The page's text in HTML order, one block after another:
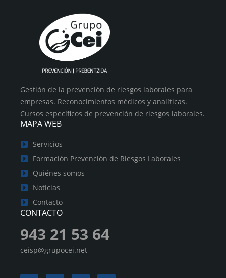
Gestión de la prevención de riesgos laborales para
empresas. Reconocimientos médicos y analíticas.
Cursos específicos de prevención de riesgos laborales.
MAPA WEB
Servicios
Formación Prevención de Riesgos Laborales
Quiénes somos
Noticias
Contacto
CONTACTO
943 21 53 64
ceisp@grupocei.net